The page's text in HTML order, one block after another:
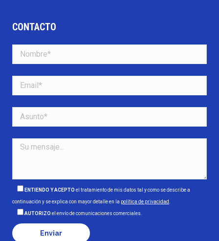
CONTACTO
ENTIENDO Y ACEPTO el tratamiento de mis datos tal y como se describe a
continuación y se explica con mayor detalle en la política de privacidad
AUTORIZO el envío de comunicaciones comerciales.